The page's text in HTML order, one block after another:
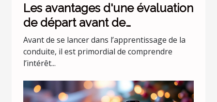
Les avantages d'une évaluation
de départ avant de
commencer les leçons de
conduite
Avant de se lancer dans l’apprentissage de la
conduite, il est primordial de comprendre
l’intérêt...